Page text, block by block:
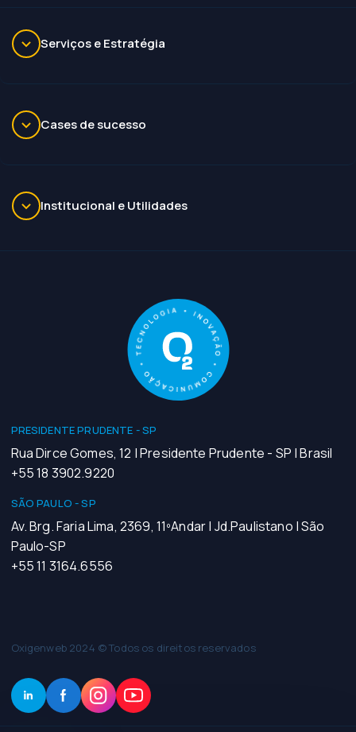
Serviços e Estratégia
Cases de sucesso
Institucional e Utilidades
PRESIDENTE PRUDENTE - SP
Rua Dirce Gomes, 12 | Presidente Prudente - SP | Brasil
+55 18 3902.9220
SÃO PAULO - SP
Av. Brg. Faria Lima, 2369, 11ºAndar | Jd.Paulistano | São
Paulo-SP
+55 11 3164.6556
Oxigenweb 2024 © Todos os direitos reservados